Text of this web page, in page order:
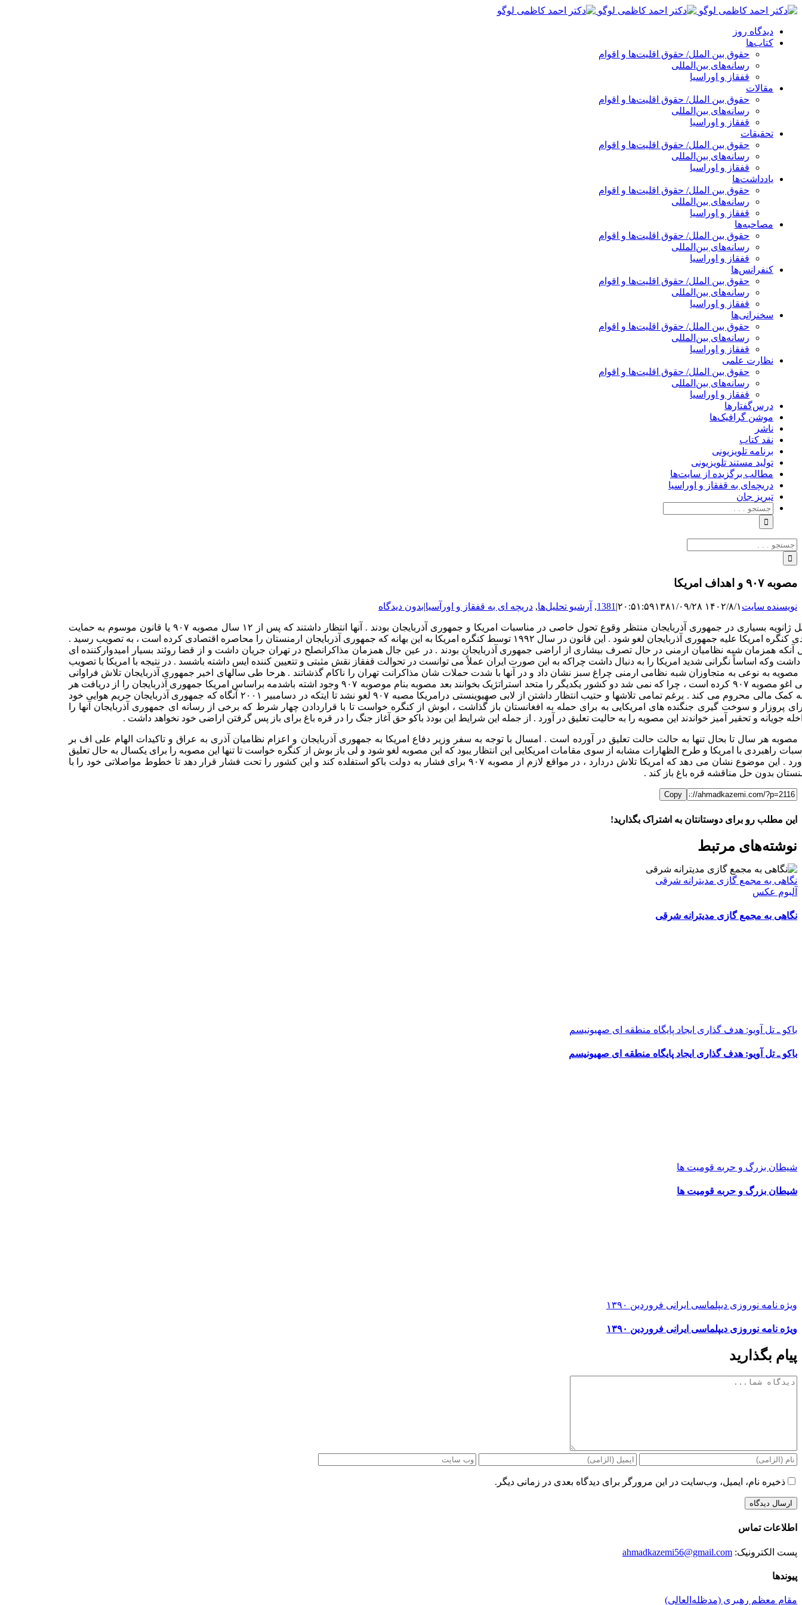
پرش
محتوا
دیدگاه روز
کتاب‌ها
حقوق بین الملل/ حقوق اقلیت‌ها و اقوام
رسانه‌های بین‌المللی
قفقاز و اوراسیا
مقالات
حقوق بین الملل/ حقوق اقلیت‌ها و اقوام
رسانه‌های بین‌المللی
قفقاز و اوراسیا
تحقیقات
حقوق بین الملل/ حقوق اقلیت‌ها و اقوام
رسانه‌های بین‌المللی
قفقاز و اوراسیا
یادداشت‌ها
حقوق بین الملل/ حقوق اقلیت‌ها و اقوام
رسانه‌های بین‌المللی
قفقاز و اوراسیا
مصاحبه‌ها
حقوق بین الملل/ حقوق اقلیت‌ها و اقوام
رسانه‌های بین‌المللی
قفقاز و اوراسیا
کنفرانس‌ها
حقوق بین الملل/ حقوق اقلیت‌ها و اقوام
رسانه‌های بین‌المللی
قفقاز و اوراسیا
سخنرانی‌ها
حقوق بین الملل/ حقوق اقلیت‌ها و اقوام
رسانه‌های بین‌المللی
قفقاز و اوراسیا
نظارت علمی
حقوق بین الملل/ حقوق اقلیت‌ها و اقوام
رسانه‌های بین‌المللی
قفقاز و اوراسیا
درس‌گفتارها
موشن گرافیک‌ها
ناشر
نقد کتاب
برنامه‌ تلویزیونی
تولید مستند تلویزیونی
مطالب برگزیده از سایت‌ها
دریچه‌ای به قفقاز و اوراسیا
تبریزِ جان
جستجو
برای:
جستجو
برای:
مصوبه ۹۰۷ و اهداف امریکا
نویسنده سایت ۱۴۰۲/۸/۱ ۲۰:۵۱:۵۹ ۱۳۸۱/۰۹/۲۸ |
1381
, آرشیو تحلیل‌ها, دریچه ای به قفقاز و اورآسیا|بدون دیدگاه
اوایل ژانویه بسیاری در جمهوری آذربایجان منتظر وقوع تحول خاصی در مناسبات امریکا و جمهوری آذربایجان بودند . آنها انتظار داشتند که پس از ۱۲ سال مصوبه ۹۰۷ یا قانون موسوم به حمایت
آزادی کنگره امریکا علیه جمهوری آذربایجان لغو شود . این قانون در سال ۱۹۹۲ توسط کنگره امریکا به این بهانه که جمهوری آذربایجان ارمنستان را محاصره اقتصادی کرده است ، به تصویب رسید .
آنکه همزمان شبه نظامیان ارمنی در حال تصرف بیشاری از اراضی جمهوری آذربایجان بودند . در عین جال همزمان مذاکرانصلح در تهران جریان داشت و از قضا روئند بسیار امیدوارکننده ای
داشت وکه اساساً نگرانی شدید امریکا را به دنبال داشت چراکه به این صورت ایران عملاً می توانست در تحوالت قفقاز نقش مثبتی و تتعیین کننده ایس داشته باشسد . در نتیجه با امریکا با تصویب
مصویه به نوعی به متجاوزان شبه نظامی ارمنی چراغ سبز نشان داد و در آنها با شدت حملات شان مذاکرانت تهران را ناکام گذشاتند . هرحا طی سالهای اخیر جمهوری آذربایجان تلاش فراوانی
برلی اغو مصوبه ۹۰۷ کرده است ، چرا که نمی شد دو کشور یکدیگر را متحد استراتژیک بخوانند بعد مصوبه بنام موصوبه ۹۰۷ وجود اشته باشدمه براساس امریکا جمهوری آذربایجان را از دریافت هر
گونه کمک مالی محروم می کند . برغم تمامی تلاشها و حتیب انتظار داشتن از لابی صهیوینستی درامریکا مصبه ۹۰۷ لغو نشد تا ایتکه در دسامبیر ۲۰۰۱ آنگاه که جمهوری آذربایجان حریم هوایی خود
پروزار و سوخت گیری جنگنده های امریکایی به برای حمله به افغانستان باز گذاشت ، ابوش از کنگره خواست تا با قراردادن چهار شرط که برخی از رسانه ای جمهوری آذربایجان آنها را
جویانه و تحقیر آمیز خواندند این مصویه را به حالیت تعلیق در آورد . از جمله این شرایط این بودذ باکو حق آغاز جنگ را در قره باغ برای باز پس گرفتن اراضی خود نخواهد داشت .
مصوبه هر سال تا بحال تنها به حالت حالت تعلیق در آورده است . امسال با توجه به سفر وزیر دفاع امریکا به جمهوری آذربایجان و اعزام نظامیان آذری به عراق و تاکیدات الهام علی اف بر
راهبردی با امریکا و طرح الظهارات مشابه از سوی مقامات امریکایی این انتظار یبود که این مصوبه لغو شود و لی باز بوش از کنگره خواست تا تنها این مصوبه را برای یکسال به حال تعلیق
درآورد . این موضوع نشان می دهد که امریکا تلاش دردارد ، در مواقع لازم از مصوبه ۹۰۷ برای فشار به دولت باکو استفلده کند و این کشور را تحت فشار قرار دهد تا خطوط مواصلاتی خود را با
بدون حل مناقشه قره باغ باز کند .
Copy
این مطلب رو برای دوستانتان به اشتراک بگذارید!
FacebookX
LinkedIn
WhatsApp
Telegram
ایمیل
نوشته‌‌های مرتبط
نگاهی به مجمع گازی مدیترانه شرقی
آلبوم عکس
نگاهی به مجمع گازی مدیترانه شرقی
باکو ـ تل آویو: هدف گذاری ایجاد پایگاه منطقه ای صهیونیسم
باکو ـ تل آویو: هدف گذاری ایجاد پایگاه منطقه ای صهیونیسم
شیطان بزرگ و حربه قومیت ها
شیطان بزرگ و حربه قومیت ها
ویژه نامه نوروزی دیپلماسی ایرانی فروردین ۱۳۹۰
ویژه نامه نوروزی دیپلماسی ایرانی فروردین ۱۳۹۰
پیام بگذارید
دیدگاه
ذخیره نام، ایمیل، وب‌سایت در این مرورگر برای دیدگاه بعدی در زمانی دیگر.
اطلاعات تماس
پست الکترونیک: ahmadkazemi56@gmail.com
پیوندها
مقام معظم رهبری (مد‌ظله‌العالی)